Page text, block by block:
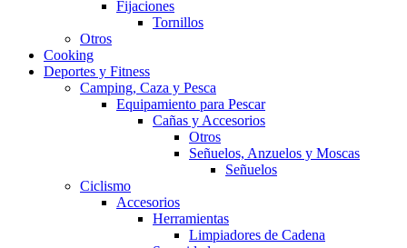
Fijaciones
Tornillos
Otros
Cooking
Deportes y Fitness
Camping, Caza y Pesca
Equipamiento para Pescar
Cañas y Accesorios
Otros
Señuelos, Anzuelos y Moscas
Señuelos
Ciclismo
Accesorios
Herramientas
Limpiadores de Cadena